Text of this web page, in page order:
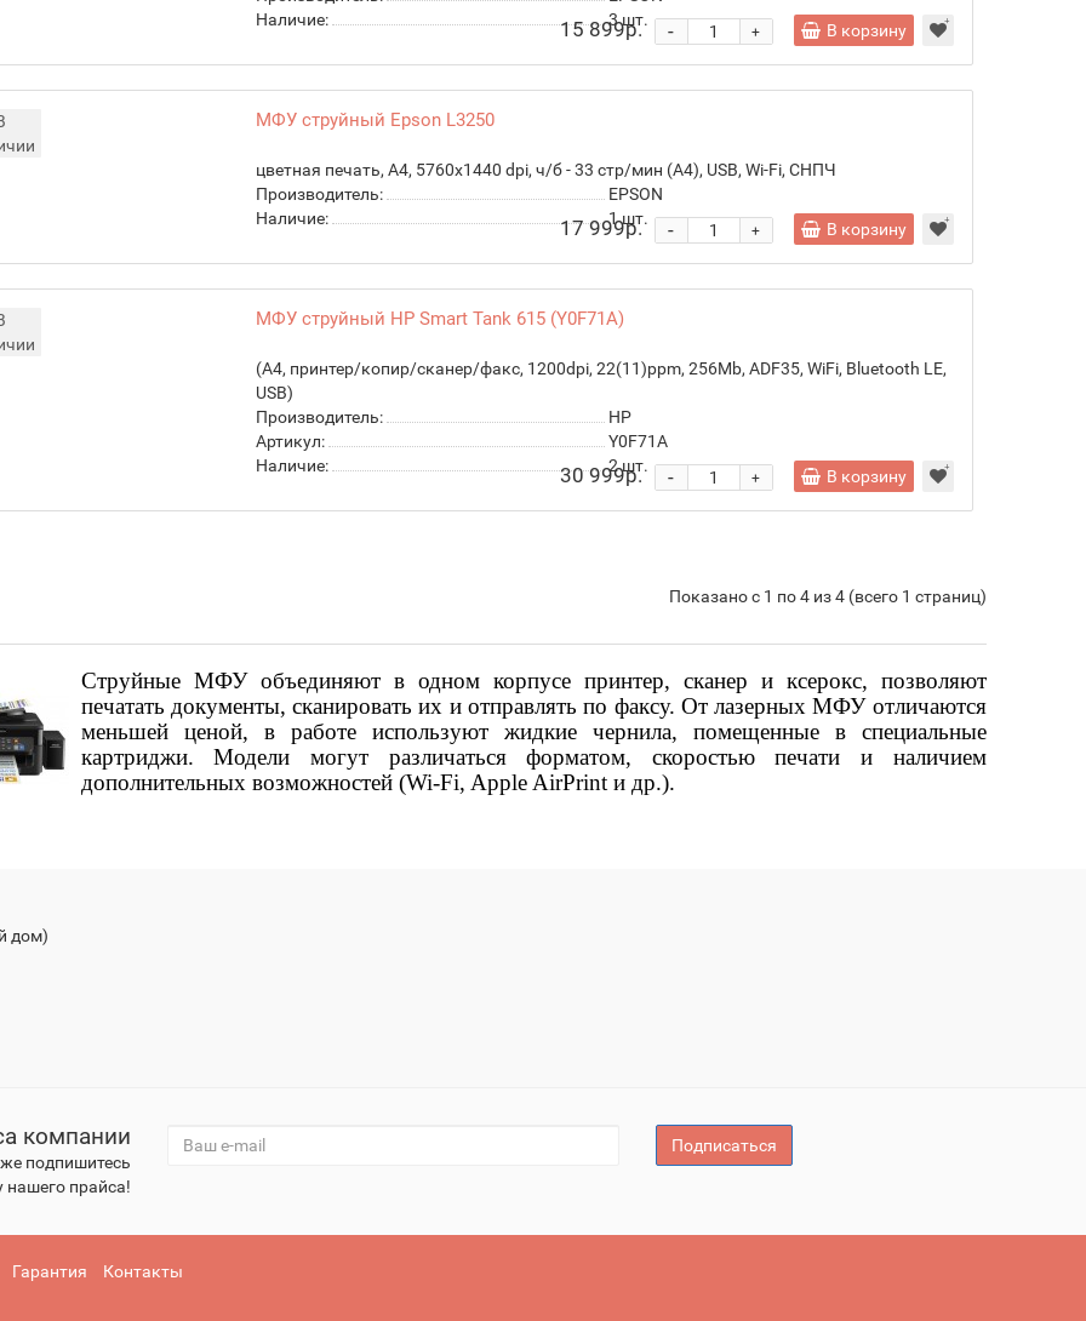
Наличие:
3шт.
15 899р. +
- В корзину
МФУ струйный Epson L3250
цветная печать, A4, 5760x1440 dpi, ч/б - 33 стр/мин (А4), USB, Wi-Fi, СНПЧ
Производитель:
EPSON
Наличие:
1шт.
17 999р. +
- В корзину
МФУ струйный HP Smart Tank 615 (Y0F71A)
(A4, принтер/копир/сканер/факс, 1200dpi, 22(11)ppm, 256Mb, ADF35, WiFi, Bluetooth LE,
USB)
Производитель:
HP
Артикул:
Y0F71A
Наличие:
2шт.
30 999р. +
- В корзину
Показано с 1 по 4 из 4 (всего 1 страниц)
Струйные МФУ объединяют в одном корпусе принтер, сканер и ксерокс, позволяют
печатать документы, сканировать их и отправлять по факсу. От лазерных МФУ отличаются
меньшей ценой, в работе используют жидкие чернила, помещенные в специальные
картриджи. Модели могут различаться форматом, скоростью печати и наличием
дополнительных возможностей (Wi-Fi, Apple AirPrint и др.).
дом)
компании
подпишитесь
прайса!
Подписаться
Гарантия Контакты